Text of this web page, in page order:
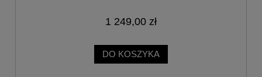
1 249,00 zł
DO KOSZYKA